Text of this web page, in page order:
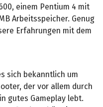
einem Pentium 4 mit
Arbeitsspeicher. Genug
Erfahrungen mit dem
sich bekanntlich um
der vor allem durch
gutes Gameplay lebt.